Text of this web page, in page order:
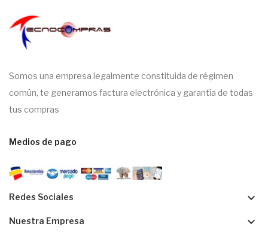
Somos una empresa legalmente constituida de régimen
común, te generamos factura electrónica y garantía de todas
tus compras
Medios de pago
Redes Sociales keyboard_arrow_down
Nuestra Empresa keyboard_arrow_down